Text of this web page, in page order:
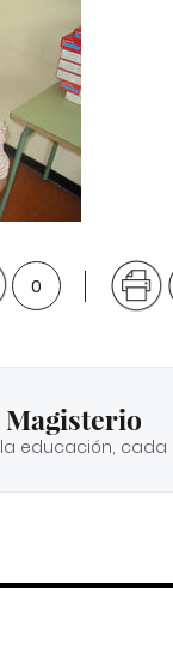
0
educación,